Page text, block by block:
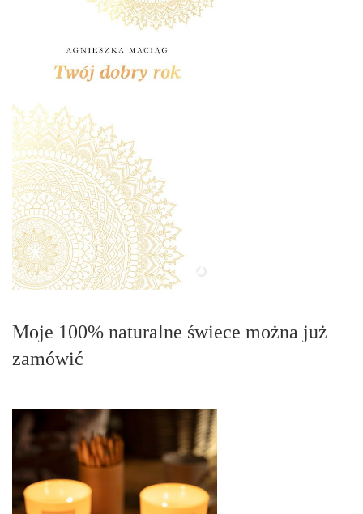
Moje 100% naturalne świece można już
zamówić